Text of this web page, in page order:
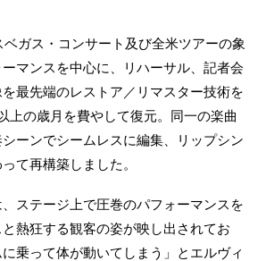
ベガス・コンサート及び全米ツアーの象
マンスを中心に、リハーサル、記者会
最先端のレストア／リマスター技術を
上の歳月を費やして復元。同一の楽曲
ーンでシームレスに編集、リップシン
て再構築しました。
ステージ上で圧巻のパフォーマンスを
熱狂する観客の姿が映し出されてお
乗って体が動いてしまう」とエルヴィ